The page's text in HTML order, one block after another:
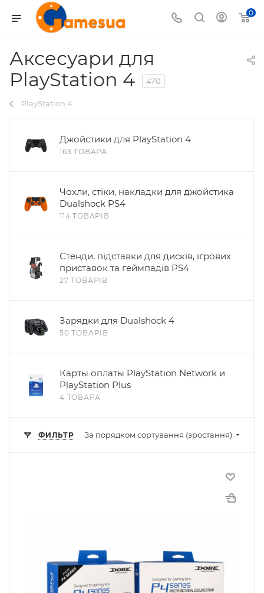
0
Аксесуари для
PlayStation 4
470
PlayStation 4
Джойстики для PlayStation 4
163 ТОВАРА
Чохли, стіки, накладки для джойстика
Dualshock PS4
114 ТОВАРІВ
Стенди, підставки для дисків, ігрових
приставок та геймпадів PS4
27 ТОВАРІВ
Зарядки для Dualshock 4
50 ТОВАРІВ
Карты оплаты PlayStation Network и
PlayStation Plus
4 ТОВАРА
ФИЛЬТР За порядком сортування (зростання)